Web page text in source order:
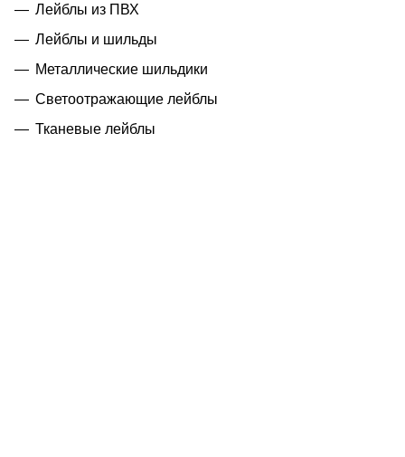
Лейблы из ПВХ
Лейблы и шильды
Металлические шильдики
Светоотражающие лейблы
Тканевые лейблы